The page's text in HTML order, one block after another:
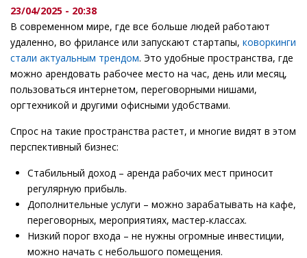
23/04/2025 - 20:38
В современном мире, где все больше людей работают
удаленно, во фрилансе или запускают стартапы, коворкинги
стали актуальным трендом. Это удобные пространства, где
можно арендовать рабочее место на час, день или месяц,
пользоваться интернетом, переговорными нишами,
оргтехникой и другими офисными удобствами.
Спрос на такие пространства растет, и многие видят в этом
перспективный бизнес:
Стабильный доход – аренда рабочих мест приносит
регулярную прибыль.
Дополнительные услуги – можно зарабатывать на кафе,
переговорных, мероприятиях, мастер-классах.
Низкий порог входа – не нужны огромные инвестиции,
можно начать с небольшого помещения.